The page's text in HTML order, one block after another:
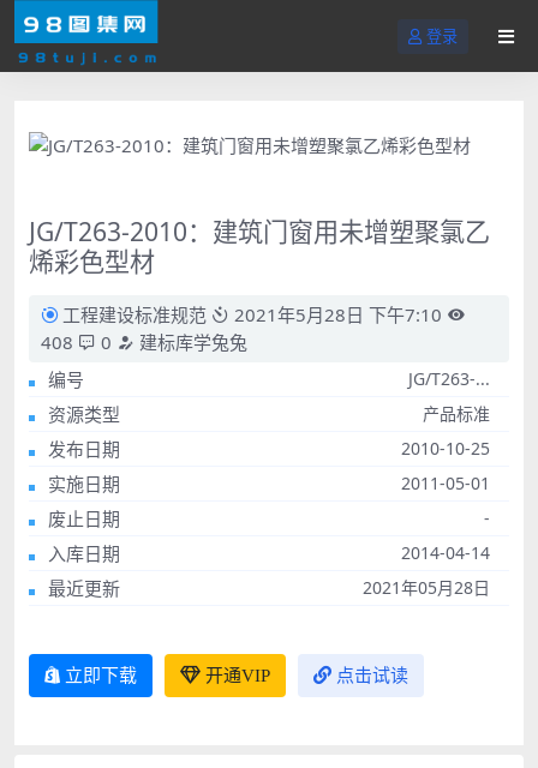
登录
JG/T263-2010：建筑门窗用未增塑聚氯乙
烯彩色型材
工程建设标准规范
2021年5月28日 下午7:10
408
0
建标库学兔兔
编号
JG/T263-...
资源类型 产品标准
发布日期 2010-10-25
实施日期 2011-05-01
废止日期 -
入库日期 2014-04-14
最近更新 2021年05月28日
立即下载 开通VIP 点击试读